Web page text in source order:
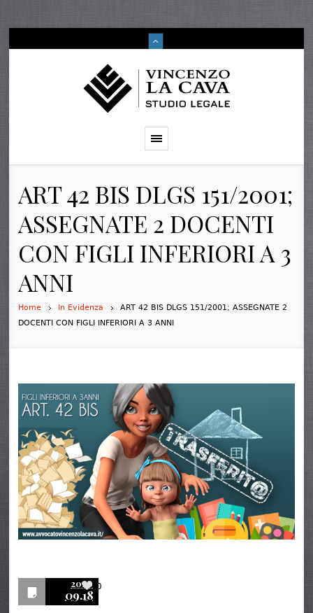
ART 42 BIS DLGS 151/2001;
ASSEGNATE 2 DOCENTI
CON FIGLI INFERIORI A 3
ANNI
Home In Evidenza
ART 42 BIS DLGS 151/2001; ASSEGNATE 2
DOCENTI CON FIGLI INFERIORI A 3 ANNI
2020
09.18
0